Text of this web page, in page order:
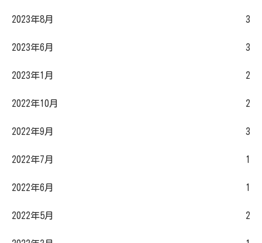
2023年8月 3
2023年6月 3
2023年1月 2
2022年10月 2
2022年9月 3
2022年7月 1
2022年6月 1
2022年5月 2